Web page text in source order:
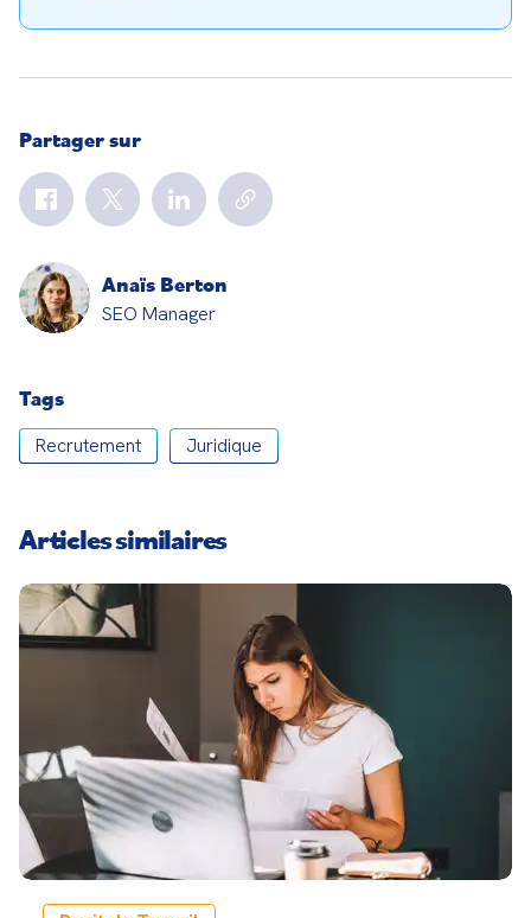
Partager sur
Anaïs Berton
SEO Manager
Tags
Recrutement Juridique
Articles similaires